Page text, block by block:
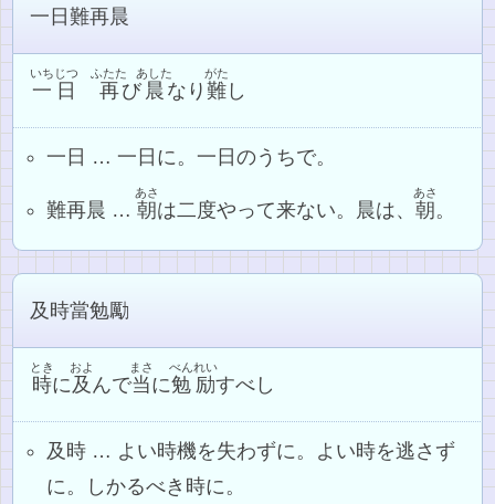
一日難再晨
一日
いちじつ
再
ふたた
び 晨
あした
なり難
がた
し
一日 … 一日に。一日のうちで。
難再晨 …朝
あさ
は二度やって来ない。晨は、朝
あさ
。
及時當勉勵
時
とき
に 及
およ
んで当
まさ
に勉励
べんれい
すべし
及時 … よい時機を失わずに。よい時を逃さず
に。しかるべき時に。